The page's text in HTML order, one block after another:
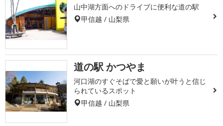
山中湖方面へのドライブに便利な道の駅
甲信越 / 山梨県
道の駅 かつやま
河口湖のすぐそばで愛と願いが叶うと信じ
られているスポット
甲信越 / 山梨県